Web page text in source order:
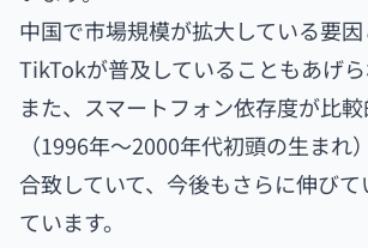
中国で市場規模が拡大している要
TikTokが普及していることもあげら
また、スマートフォン依存度が比
（1996年～2000年代初頭の生まれ
合致していて、今後もさらに伸び
ています。